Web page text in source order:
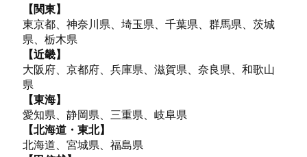
【関東】
東京都、神奈川県、埼玉県、千葉県、群馬県、茨城
県、栃木県
【近畿】
大阪府、京都府、兵庫県、滋賀県、奈良県、和歌山
県
【東海】
愛知県、静岡県、三重県、岐阜県
【北海道・東北】
北海道、宮城県、福島県